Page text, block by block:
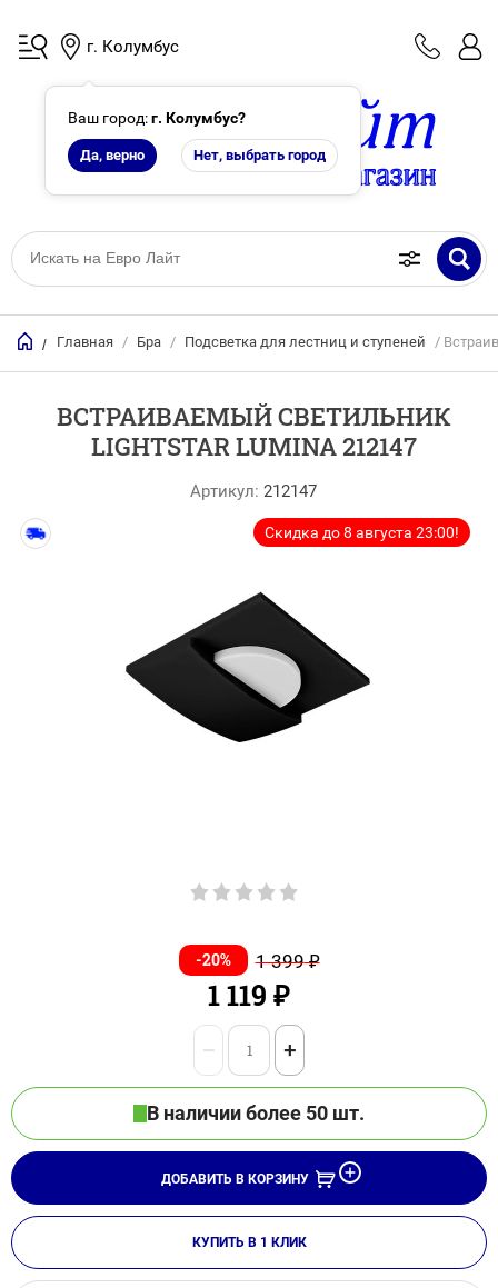
г. Колумбус
Ваш город:г. Колумбус?
Да, верно Нет, выбрать город
/ Главная / Бра / Подсветка для лестниц и ступеней /
ВСТРАИВАЕМЫЙ СВЕТИЛЬНИК
LIGHTSTAR LUMINA 212147
Артикул: 212147
Скидка до 8 августа 23:00!
-20% 1 399₽
1 119 ₽
− +
В наличии более 50 шт.
ДОБАВИТЬ В КОРЗИНУ
КУПИТЬ В 1 КЛИК